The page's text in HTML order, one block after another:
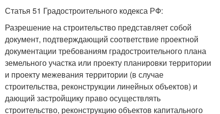
Статья 51 Градостроительного кодекса РФ:
Разрешение на строительство представляет собой
документ, подтверждающий соответствие проектной
документации требованиям градостроительного плана
земельного участка или проекту планировки территории
и проекту межевания территории (в случае
строительства, реконструкции линейных объектов) и
дающий застройщику право осуществлять
строительство, реконструкцию объектов капитального